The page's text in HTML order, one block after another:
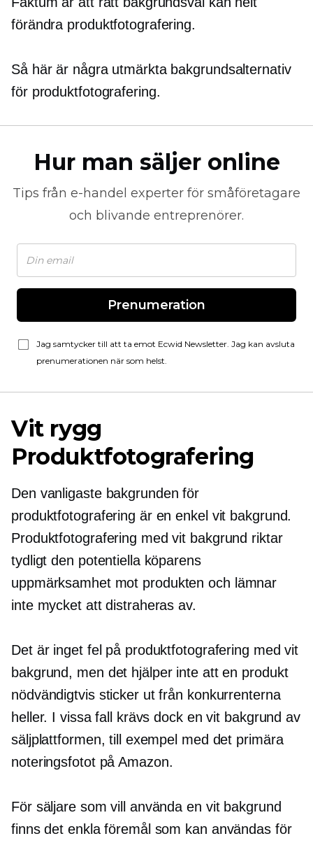
förändra produktfotografering.
Så här är några utmärkta bakgrundsalternativ
för produktfotografering.
Hur man säljer online
Tips från e-handel experter för småföretagare
och blivande entreprenörer.
Prenumeration
Jag samtycker till att ta emot Ecwid Newsletter. Jag kan avsluta
prenumerationen när som helst.
Vit rygg
Produktfotografering
Den vanligaste bakgrunden för
produktfotografering är en enkel vit bakgrund.
Produktfotografering med vit bakgrund riktar
tydligt den potentiella köparens
uppmärksamhet mot produkten och lämnar
inte mycket att distraheras av.
Det är inget fel på produktfotografering med vit
bakgrund, men det hjälper inte att en produkt
nödvändigtvis sticker ut från konkurrenterna
heller. I vissa fall krävs dock en vit bakgrund av
säljplattformen, till exempel med det primära
noteringsfotot på Amazon.
För säljare som vill använda en vit bakgrund
finns det enkla föremål som kan användas för